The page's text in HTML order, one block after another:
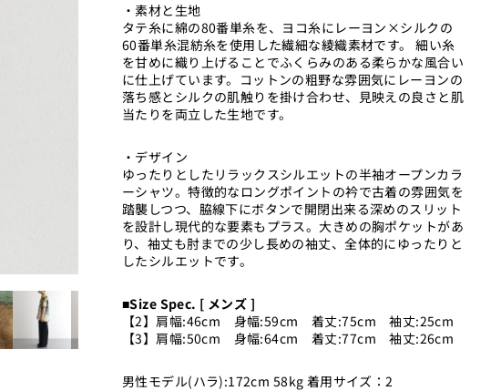
・素材と生地
タテ糸に綿の80番単糸を、ヨコ糸にレーヨン×シルクの
60番単糸混紡糸を使用した繊細な綾織素材です。 細い糸
を甘めに織り上げることでふくらみのある柔らかな風合い
に仕上げています。コットンの粗野な雰囲気にレーヨンの
落ち感とシルクの肌触りを掛け合わせ、見映えの良さと肌
当たりを両立した生地です。
・デザイン
ゆったりとしたリラックスシルエットの半袖オープンカラ
ーシャツ。特徴的なロングポイントの衿で古着の雰囲気を
踏襲しつつ、脇線下にボタンで開閉出来る深めのスリット
を設計し現代的な要素もプラス。大きめの胸ポケットがあ
り、袖丈も肘までの少し長めの袖丈、全体的にゆったりと
したシルエットです。
■Size Spec. [ メンズ ]
【2】肩幅:46cm 身幅:59cm 着丈:75cm 袖丈:25cm
【3】肩幅:50cm 身幅:64cm 着丈:77cm 袖丈:26cm
男性モデル(ハラ):172cm 58kg 着用サイズ：2